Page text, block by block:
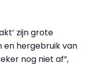
zijn grote
hergebruik van
nog niet af”,